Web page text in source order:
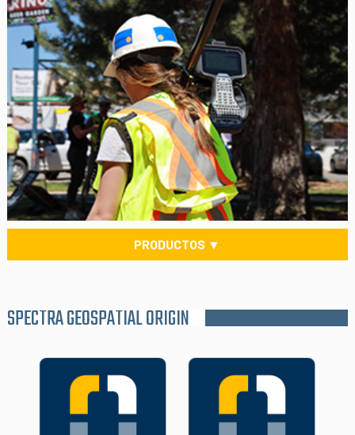
PRODUCTOS ▼
SPECTRA GEOSPATIAL ORIGIN